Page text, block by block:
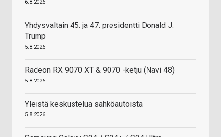
6.8.2026
Yhdysvaltain 45. ja 47. presidentti Donald J.
Trump
5.8.2026
Radeon RX 9070 XT & 9070 -ketju (Navi 48)
5.8.2026
Yleistä keskustelua sähköautoista
5.8.2026